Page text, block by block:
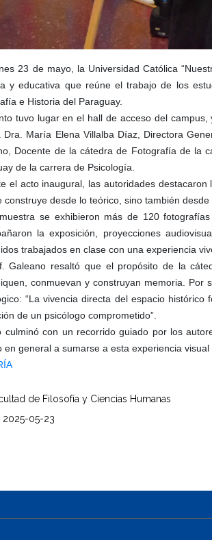
23 de mayo, la Universidad Católica
y educativa que reúne el trabajo de los
e Historia del Paraguay.
tuvo lugar en el hall de acceso del
Dra. María Elena Villalba Díaz, Directora
Docente de la cátedra de Fotografía de la
de la carrera de Psicología.
el acto inaugural, las autoridades
construye desde lo teórico, sino también
se exhibieron más de 120
la exposición, proyecciones
trabajados en clase con una experiencia
Galeano resaltó que el propósito de la
conmuevan y construyan memoria.
“La vivencia directa del espacio
de un psicólogo comprometido”.
culminó con un recorrido guiado por los
en general a sumarse a esta experiencia
de Filosofía y Ciencias Humanas
2025-05-23